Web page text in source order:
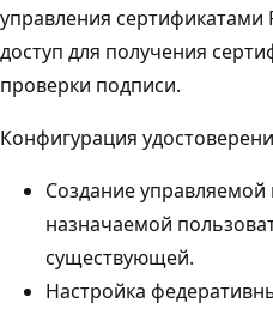
управления сертификатами
доступ для получения
проверки подписи.
Конфигурация
Создание управляемой
назначаемой
существующей.
Настройка